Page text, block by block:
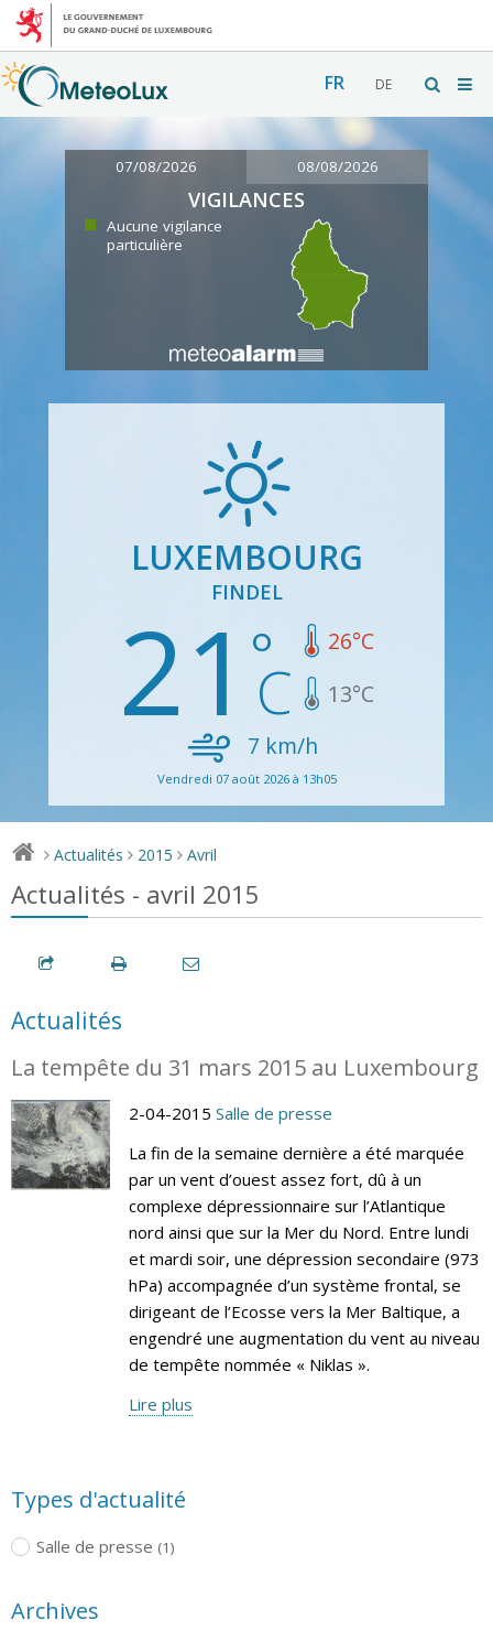
FR DE
07/08/2026 08/08/2026
VIGILANCES
Aucune vigilance
particulière
LUXEMBOURG
FINDEL
21 26°C
13°C
7 km/h
Vendredi 07 août 2026 à 13h05
> Actualités > 2015 > Avril
Actualités - avril 2015
Actualités
La tempête du 31 mars 2015 au Luxembourg
2-04-2015 Salle de presse
La fin de la semaine dernière a été marquée
par un vent d’ouest assez fort, dû à un
complexe dépressionnaire sur l’Atlantique
nord ainsi que sur la Mer du Nord. Entre lundi
et mardi soir, une dépression secondaire (973
hPa) accompagnée d’un système frontal, se
dirigeant de l’Ecosse vers la Mer Baltique, a
engendré une augmentation du vent au niveau
de tempête nommée « Niklas ».
Lire plus
Types d'actualité
Salle de presse (1)
Archives